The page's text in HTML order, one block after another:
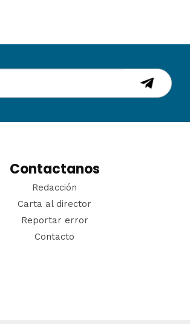
Contactanos
Redacción
Carta al director
Reportar error
Contacto